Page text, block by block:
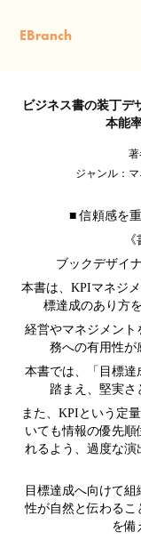
EBranch
ビジネス書の装丁デ
本能
ジャンル：
■ 信頼感を
ブックデザイ
本書は、KPIマネジ
標達成のあり方
経営やマネジメン
務への有用性が
本書では、「目標達
踏まえ、堅実さ
また、KPIという定
いても情報の優先
れるよう、過度な演
目標達成へ向けて
性が自然と伝わるこ
を備